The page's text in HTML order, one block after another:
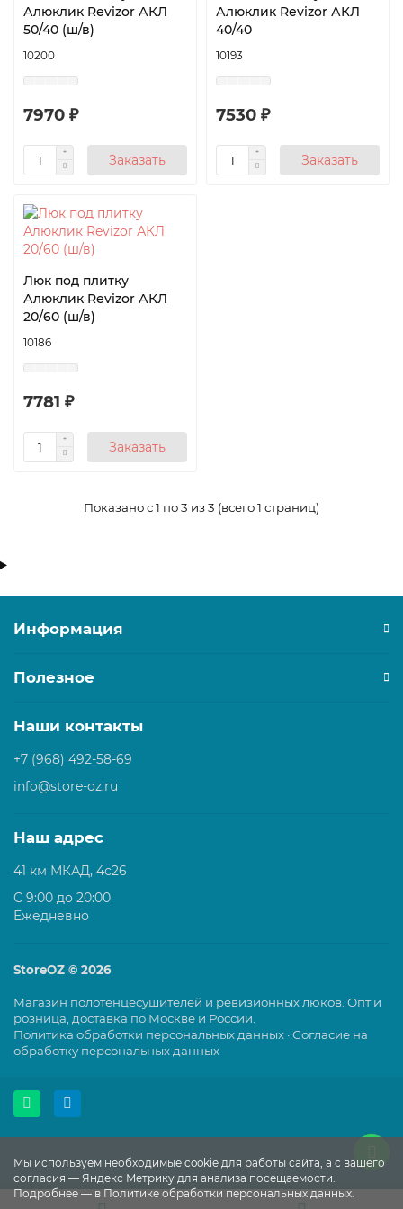
Алюклик Revizor АКЛ
50/40 (ш/в)
10200
7970 ₽
Заказать
Алюклик Revizor АКЛ
40/40
10193
7530 ₽
Заказать
Люк под плитку
Алюклик Revizor АКЛ
20/60 (ш/в)
10186
7781 ₽
Заказать
Показано с 1 по 3 из 3 (всего 1 страниц)
Мы используем необходимые cookie для работы сайта, а с вашего
согласия — Яндекс Метрику для анализа посещаемости.
Подробнее — в Политике обработки персональных данных.
Информация
Полезное
Наши контакты
+7 (968) 492-58-69
info@store-oz.ru
Наш адрес
41 км МКАД, 4с26
C 9:00 до 20:00
Ежедневно
StoreOZ © 2026
Магазин полотенцесушителей и ревизионных люков. Опт и
розница, доставка по Москве и России.
Политика обработки персональных данных ·Согласие на
обработку персональных данных